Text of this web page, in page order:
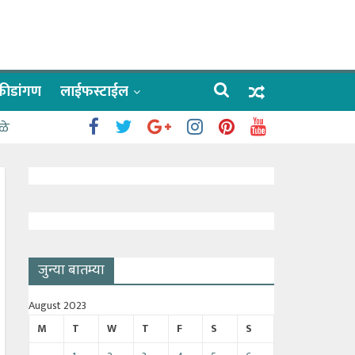
लाईफस्टाईल
जुन्या बातम्या
August 2023
M
T W T F S
S